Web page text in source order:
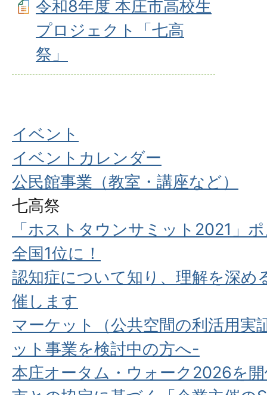
令和8年度 本庄市高校生
プロジェクト「七高
祭」
イベント
イベントカレンダー
公民館事業（教室・講座など）
七高祭
「ホストタウンサミット2021」
全国1位に！
認知症について知り、理解を深め
催します
マーケット（公共空間の利活用実
ット事業を検討中の方へ-
本庄オータム・ウォーク2026を